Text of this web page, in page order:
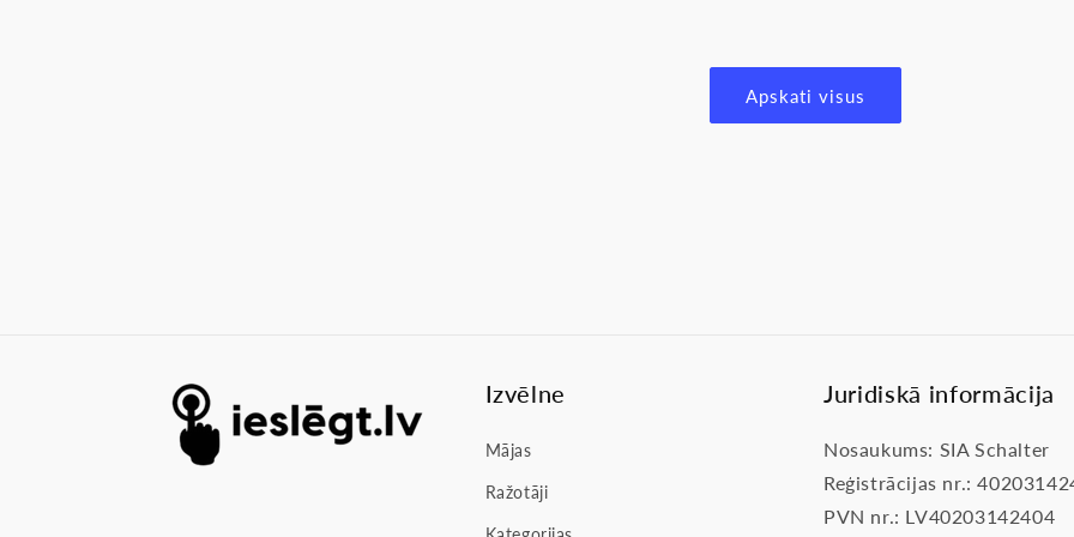
Apskati visus
Izvēlne
Mājas
Ražotāji
Juridiskā informācija
Nosaukums: SIA Schalter
Reģistrācijas nr.:
PVN nr.: LV40203142404